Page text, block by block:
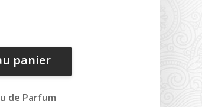
panier
de Parfum